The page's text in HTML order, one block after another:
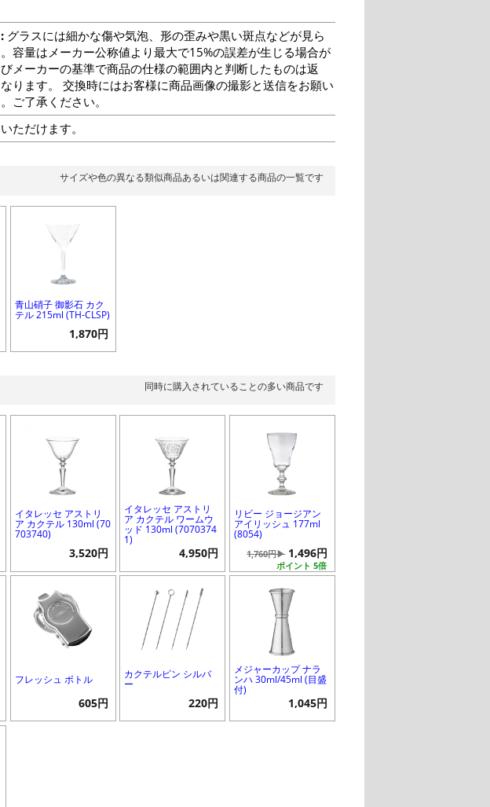
グラスには細かな傷や気泡、形の歪みや黒い斑点などが見ら
容量はメーカー公称値より最大で15%の誤差が生じる場合が
メーカーの基準で商品の仕様の範囲内と判断したものは返
ります。 交換時にはお客様に商品画像の撮影と送信をお願い
ご了承ください。
ただけます。
サイズや色の異なる類似商品あるいは関連する商品の一覧です
青山硝子 御影石 カク
テル 215ml (TH-CLSP)
1,870円
同時に購入されていることの多い商品です
イタレッセ アストリ
ア カクテル 130ml (70
703740)
3,520円
イタレッセ アストリ
ア カクテル ワームウ
ッド 130ml (7070374
1)
4,950円
リビー ジョージアン
アイリッシュ 177ml
(8054)
ポイント 5倍
1,760円▶ 1,496円
フレッシュ ボトル
605円
カクテルピン シルバ
ー
220円
メジャーカップ ナラ
ンハ 30ml/45ml (目盛
付)
1,045円